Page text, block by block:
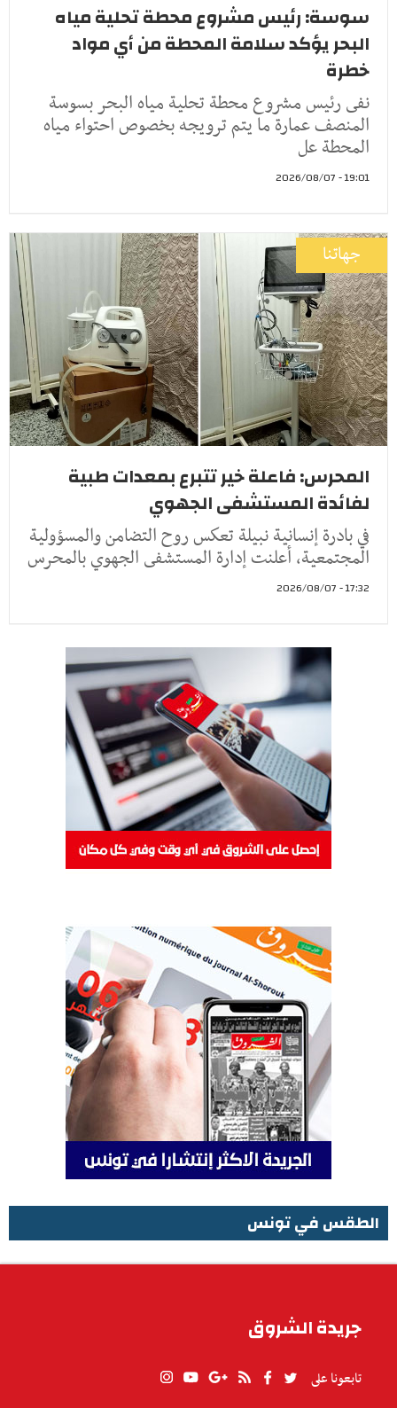
سوسة: رئيس مشروع محطة تحلية مياه
البحر يؤكد سلامة المحطة من أي مواد
خطرة
نفى رئيس مشروع محطة تحلية مياه البحر بسوسة
المنصف عمارة ما يتم ترويجه بخصوص احتواء مياه
المحطة عل
19:01 - 2026/08/07
جهاتنا
المحرس: فاعلة خير تتبرع بمعدات طبية
لفائدة المستشفى الجهوي
في بادرة إنسانية نبيلة تعكس روح التضامن والمسؤولية
المجتمعية، أعلنت إدارة المستشفى الجهوي بالمحرس
17:32 - 2026/08/07
الطقس في تونس
جريدة الشروق
تابعونا على